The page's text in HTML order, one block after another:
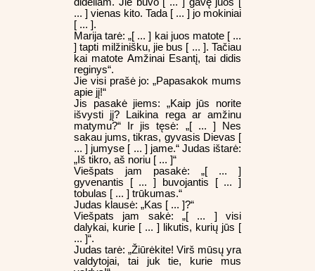
... ] vienas kito. Tada [ ... ] jo mokiniai
[ ... ].
Marija tarė: „[ ... ] kai juos matote [ ...
] tapti milžinišku, jie bus [ ... ]. Tačiau
kai matote Amžinai Esantį, tai didis
reginys“.
Jie visi prašė jo: „Papasakok mums
apie jį!“
Jis pasakė jiems: „Kaip jūs norite
išvysti jį? Laikina rega ar amžinu
matymu?“ Ir jis tęsė: „[ ... ] Nes
sakau jums, tikras, gyvasis Dievas [
... ] jumyse [ ... ] jame.“ Judas ištarė:
„Iš tikro, aš noriu [ ... ]“
Viešpats jam pasakė: „[ ... ]
gyvenantis [ ... ] buvojantis [ ... ]
tobulas [ ... ] trūkumas.“
Judas klausė: „Kas [ ... ]?“
Viešpats jam sakė: „[ ... ] visi
dalykai, kurie [ ... ] likutis, kurių jūs [
... ]“.
Judas tarė: „Žiūrėkite! Virš mūsų yra
valdytojai, tai juk tie, kurie mus